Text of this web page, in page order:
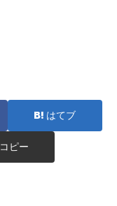
はてブ
コピー